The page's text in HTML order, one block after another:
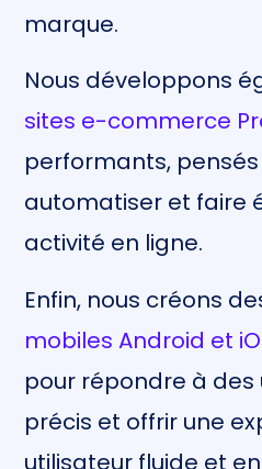
marque.
Nous développons
sites e-commerce
performants,
automatiser et faire
activité en ligne.
Enfin, nous créons
mobiles Android et
pour répondre à
précis et offrir une
utilisateur fluide et